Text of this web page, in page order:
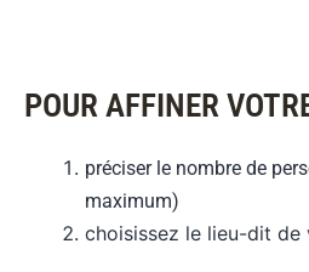
POUR AFFINER
préciser le nombre de
maximum)
choisissez le lieu-dit